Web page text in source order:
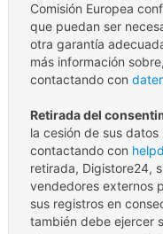
Comisión Europea
que puedan ser
otra garantía
más información
contactando con
Retirada del
la cesión de sus
contactando con
retirada, Digistore24,
vendedores externos
sus registros en
también debe ejercer